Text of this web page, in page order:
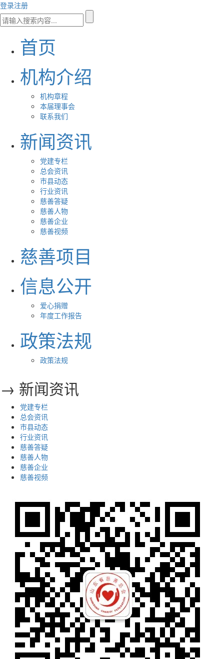
登录注册
首页
机构介绍
机构章程
本届理事会
联系我们
新闻资讯
党建专栏
总会资讯
市县动态
行业资讯
慈善答疑
慈善人物
慈善企业
慈善视频
慈善项目
信息公开
爱心捐赠
年度工作报告
政策法规
政策法规
→ 新闻资讯
党建专栏
总会资讯
市县动态
行业资讯
慈善答疑
慈善人物
慈善企业
慈善视频